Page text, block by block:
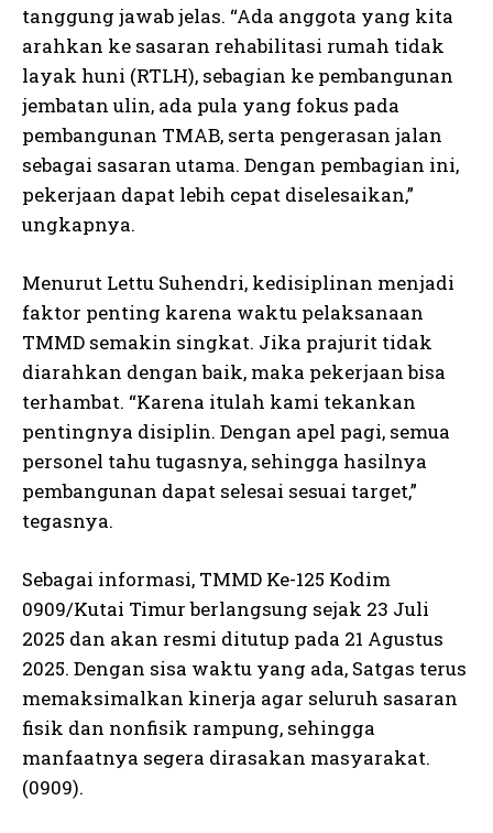
tanggung jawab jelas. “Ada anggota yang kita
arahkan ke sasaran rehabilitasi rumah tidak
layak huni (RTLH), sebagian ke pembangunan
jembatan ulin, ada pula yang fokus pada
pembangunan TMAB, serta pengerasan jalan
sebagai sasaran utama. Dengan pembagian ini,
pekerjaan dapat lebih cepat diselesaikan,”
ungkapnya.
Menurut Lettu Suhendri, kedisiplinan menjadi
faktor penting karena waktu pelaksanaan
TMMD semakin singkat. Jika prajurit tidak
diarahkan dengan baik, maka pekerjaan bisa
terhambat. “Karena itulah kami tekankan
pentingnya disiplin. Dengan apel pagi, semua
personel tahu tugasnya, sehingga hasilnya
pembangunan dapat selesai sesuai target,”
tegasnya.
Sebagai informasi, TMMD Ke-125 Kodim
0909/Kutai Timur berlangsung sejak 23 Juli
2025 dan akan resmi ditutup pada 21 Agustus
2025. Dengan sisa waktu yang ada, Satgas terus
memaksimalkan kinerja agar seluruh sasaran
fisik dan nonfisik rampung, sehingga
manfaatnya segera dirasakan masyarakat.
(0909).